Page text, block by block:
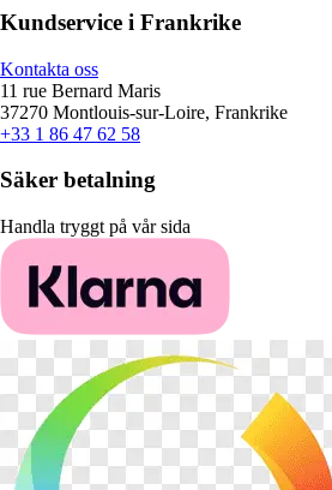
Kundservice i Frankrike
Kontakta oss
11 rue Bernard Maris
37270 Montlouis-sur-Loire, Frankrike
+33 1 86 47 62 58
Säker betalning
Handla tryggt på vår sida